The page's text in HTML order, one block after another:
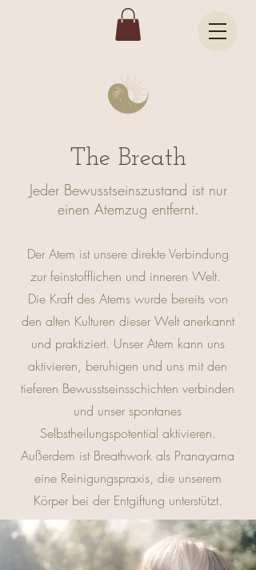
The Breath
Jeder Bewusstseinszustand ist nur
einen Atemzug entfernt.
Der Atem ist unsere direkte Verbindung
zur feinstofflichen und inneren Welt.
Die Kraft des Atems wurde bereits von
den alten Kulturen dieser Welt anerkannt
und praktiziert. Unser Atem kann uns
aktivieren, beruhigen und uns mit den
tieferen Bewusstseinsschichten verbinden
und unser spontanes
Selbstheilungspotential aktivieren.
Außerdem ist Breathwork als Pranayama
eine Reinigungspraxis, die unserem
Körper bei der Entgiftung unterstützt.